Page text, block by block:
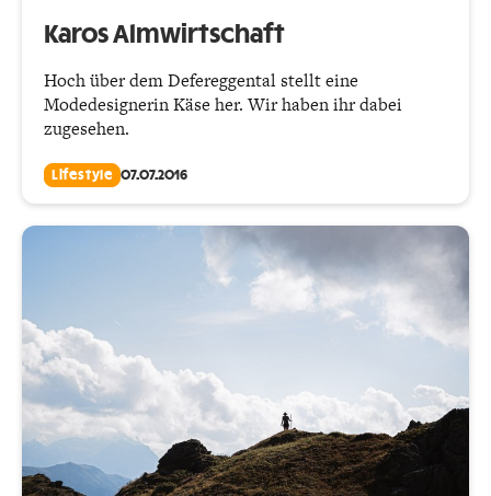
Karos Almwirtschaft
Hoch über dem Defereggental stellt eine
Modedesignerin Käse her. Wir haben ihr dabei
zugesehen.
Lifestyle 07.07.2016